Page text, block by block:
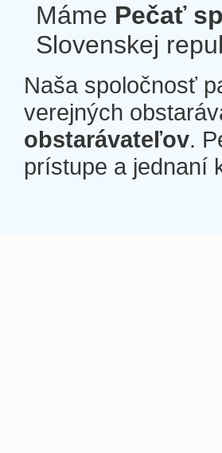
Máme Pečať
Slovenskej
Naša spoločnosť
verejných
obstarávateľov.
prístupe a jednaní